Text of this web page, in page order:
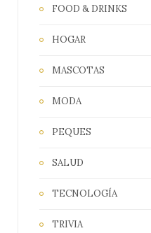
FOOD & DRINKS
HOGAR
MASCOTAS
MODA
PEQUES
SALUD
TECNOLOGÍA
TRIVIA